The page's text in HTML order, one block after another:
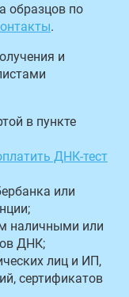
образцов по
.
и
в пункте
ДНК-тест
или
наличными или
ДНК;
лиц и ИП,
сертификатов